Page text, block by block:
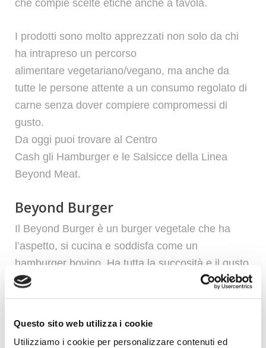
Questo sito web utilizza i cookie
Utilizziamo i cookie per personalizzare contenuti ed
Promozioni
che compie scelte etiche anche a tavola.
I prodotti sono molto apprezzati non solo da chi
ha intrapreso un percorso
alimentare vegetariano/vegano, ma anche da
tutte le persone attente a un consumo regolato di
carne senza dover compiere compromessi di
gusto.
Da oggi puoi trovare al Centro
Cash gli Hamburger e le Salsicce della Linea
Beyond Meat.
Beyond Burger
Il Beyond Burger è un burger vegetale che ha
l’aspetto, si cucina e soddisfa come un
hamburger bovino. Ha tutta la succosità e il gusto
della carne
di un hamburger tradizionale ma con
tutti i lati positivi di un piatto a base vegetale.
ad essere